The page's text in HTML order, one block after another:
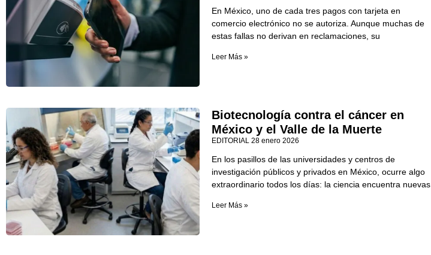
En México, uno de cada tres pagos con tarjeta en
comercio electrónico no se autoriza. Aunque muchas de
estas fallas no derivan en reclamaciones, su
Leer Más »
Biotecnología contra el cáncer en
México y el Valle de la Muerte
EDITORIAL 28 enero 2026
En los pasillos de las universidades y centros de
investigación públicos y privados en México, ocurre algo
extraordinario todos los días: la ciencia encuentra nuevas
Leer Más »